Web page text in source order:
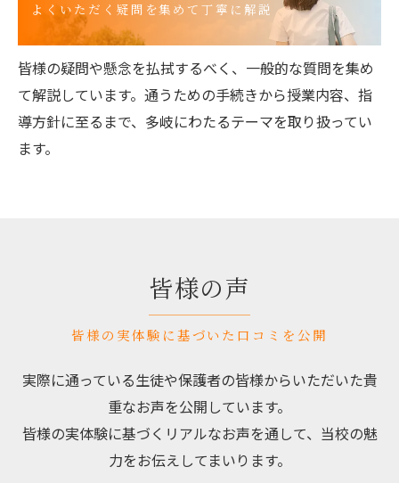
よくいただく疑問を集めて丁寧に解説
皆様の疑問や懸念を払拭するべく、一般的な質問を集め
て解説しています。通うための手続きから授業内容、指
導方針に至るまで、多岐にわたるテーマを取り扱ってい
ます。
皆様の実体験に基づいた口コミを公開
皆様の声
実際に通っている生徒や保護者の皆様からいただいた貴
重なお声を公開しています。
皆様の実体験に基づくリアルなお声を通して、当校の魅
力をお伝えしてまいります。